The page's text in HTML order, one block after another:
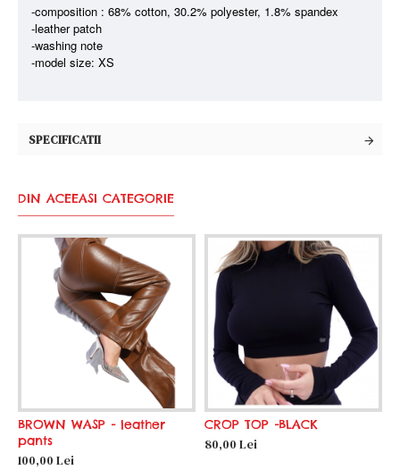
-composition : 68% cotton, 30.2% polyester, 1.8% spandex
-leather patch
-washing note
-model size: XS
SPECIFICATII
DIN ACEEASI CATEGORIE
BROWN WASP - leather
pants
100,00 Lei
CROP TOP -BLACK
80,00 Lei